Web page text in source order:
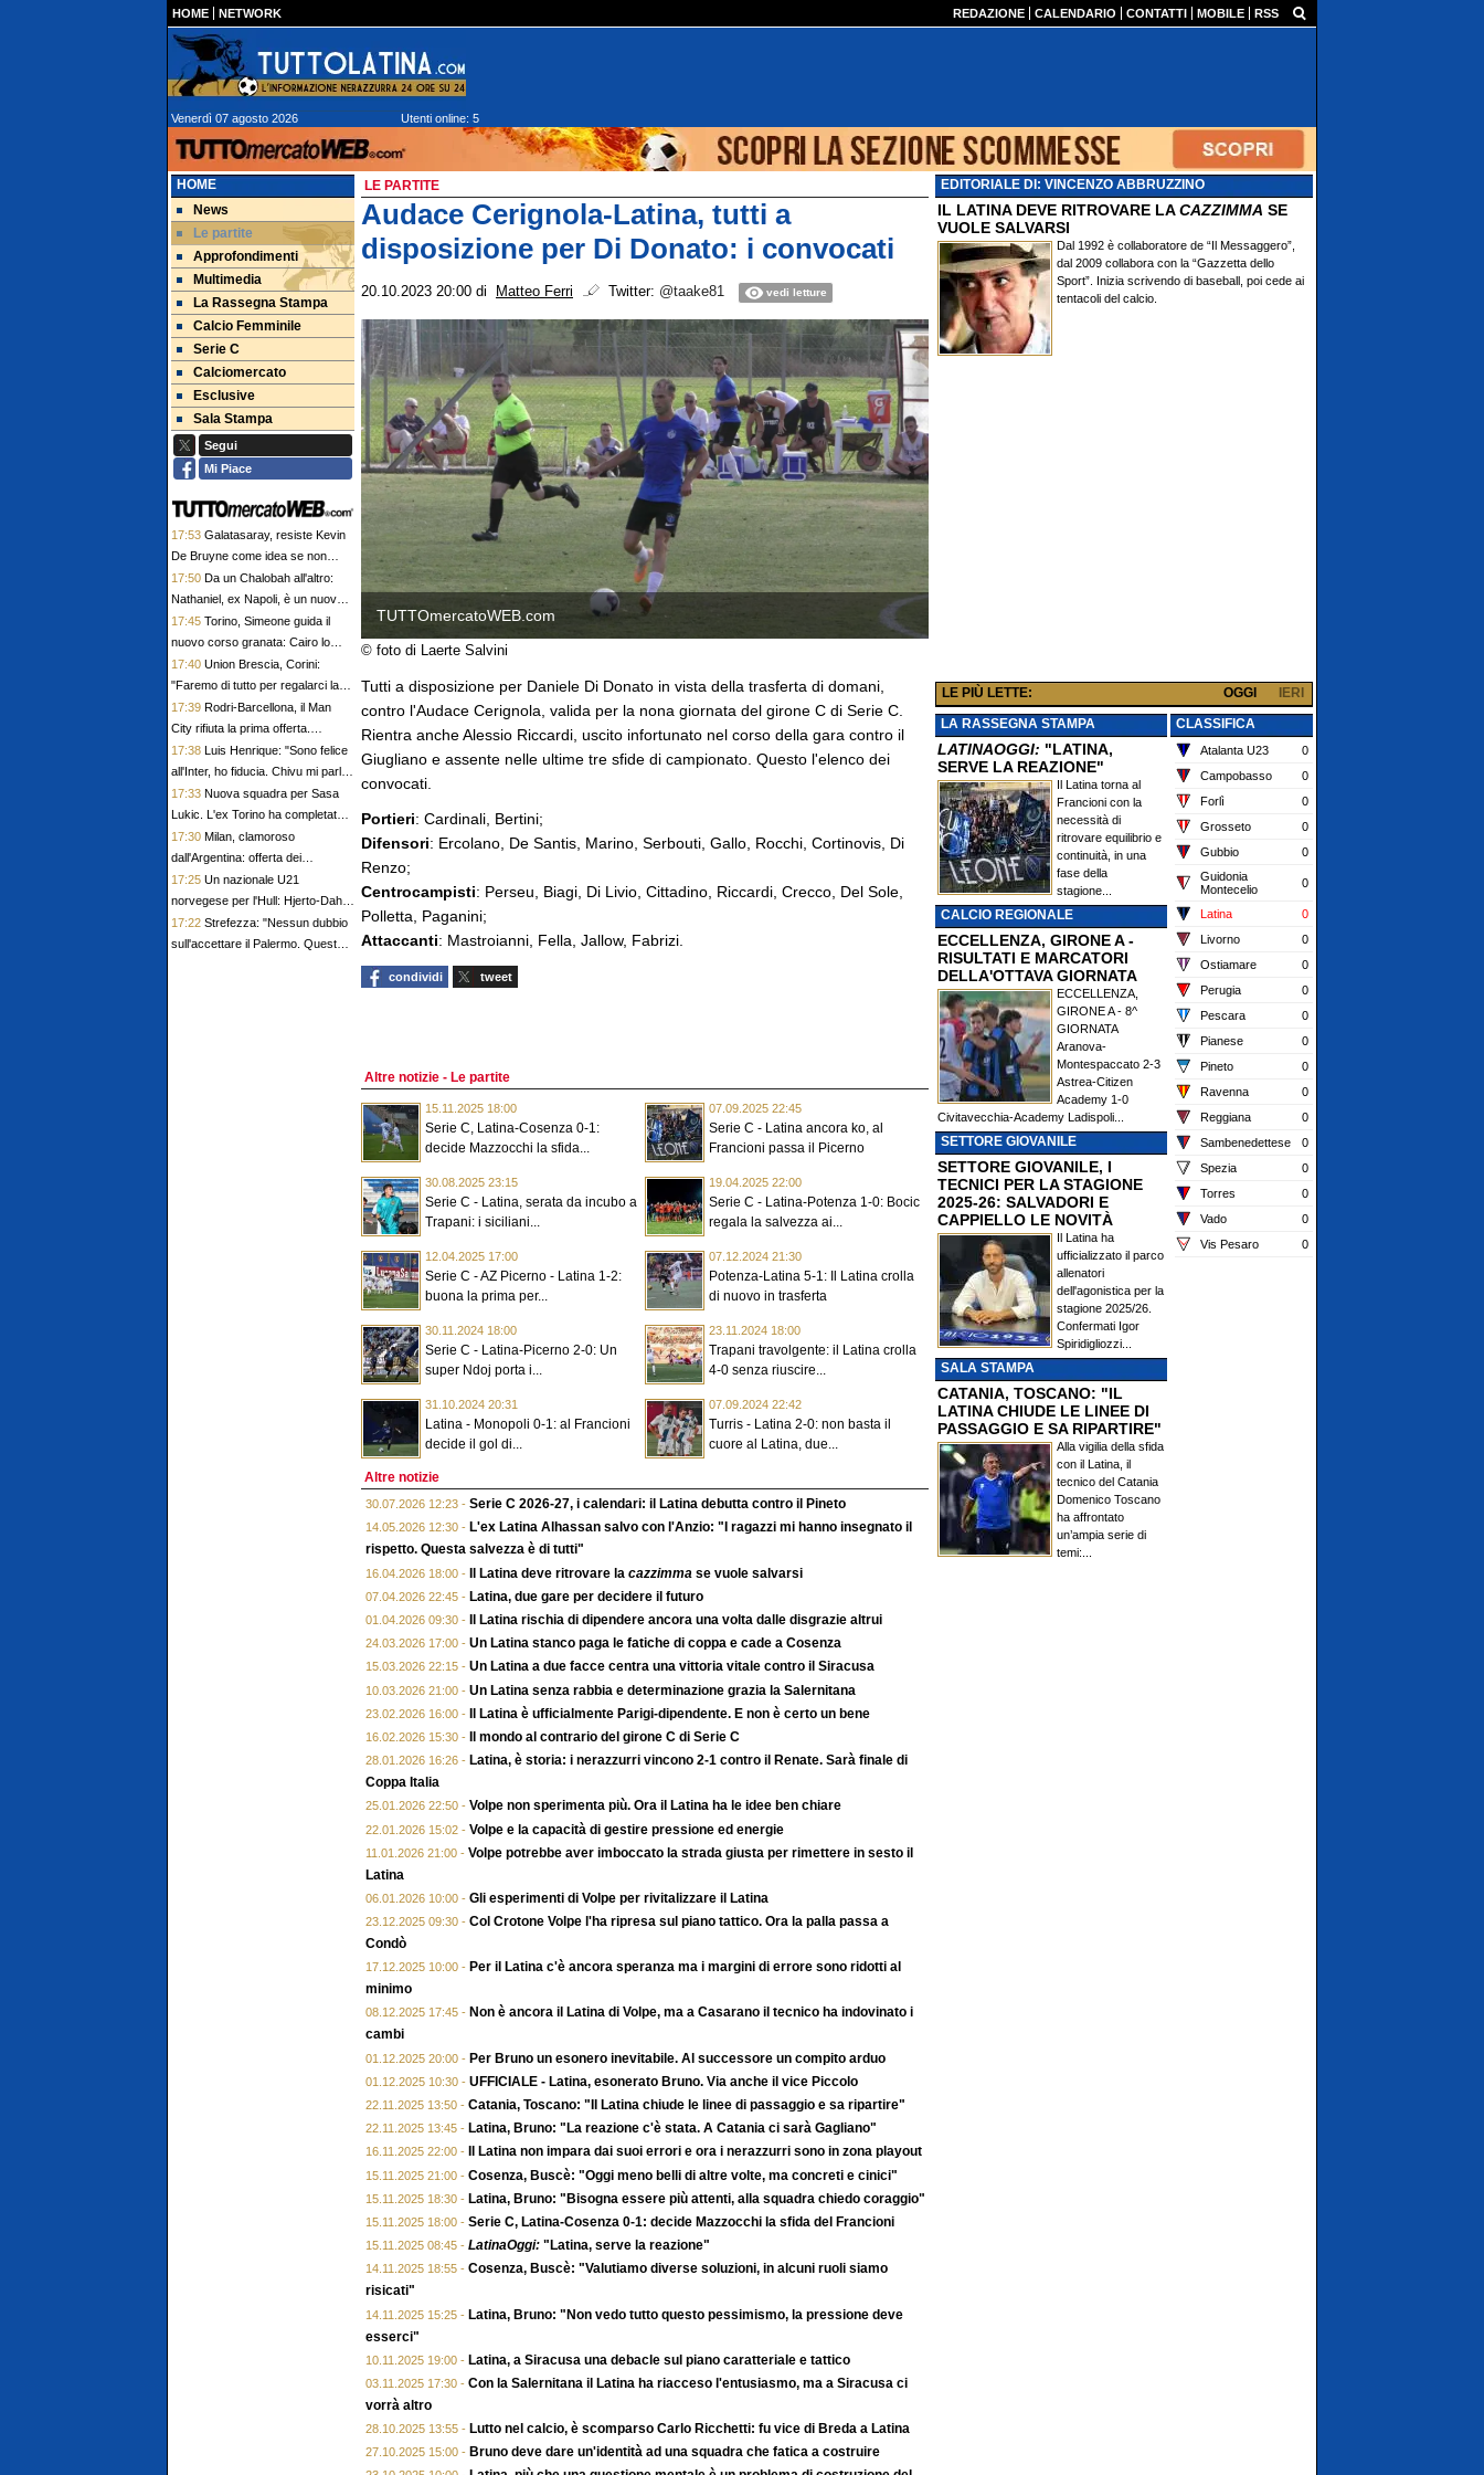
HOME NETWORK REDAZIONE CALENDARIO CONTATTI MOBILE RSS
Venerdì 07 agosto 2026 Utenti online: 5
HOME
News
Le partite
Approfondimenti
Multimedia
La Rassegna Stampa
Calcio Femminile
Serie C
Calciomercato
Esclusive
Sala Stampa
Segui
Mi Piace
17:53 Galatasaray, resiste Kevin
De Bruyne come idea se non
arriva Leao. Anche se Allegri lo
stima
17:50 Da un Chalobah all'altro:
Nathaniel, ex Napoli, è un nuovo
giocatore del Charlton
17:45 Torino, Simeone guida il
nuovo corso granata: Cairo lo
blinda, Abate gli affida la
leadership
17:40 Union Brescia, Corini:
"Faremo di tutto per regalarci la
sfida contro il Cagliari"
17:39 Rodri-Barcellona, il Man
City rifiuta la prima offerta.
Distanza di quasi 25 milioni
17:38 Luis Henrique: "Sono felice
all'Inter, ho fiducia. Chivu mi parla
tanto, è come un padre"
17:33 Nuova squadra per Sasa
Lukic. L'ex Torino ha completato
le visite mediche con l'Ipswich
17:30 Milan, clamoroso
dall'Argentina: offerta dei
rossoneri per riportare in Italia
Paredes
17:25 Un nazionale U21
norvegese per l'Hull: Hjerto-Dahl
firma per i Tigers
17:22 Strefezza: "Nessun dubbio
sull'accettare il Palermo. Questa
LE PARTITE
Audace Cerignola-Latina, tutti a
disposizione per Di Donato: i convocati
20.10.2023 20:00 di Matteo Ferri Twitter: @taake81 vedi letture
TUTTOmercatoWEB.com
© foto di Laerte Salvini
Tutti a disposizione per Daniele Di Donato in vista della trasferta di domani,
contro l'Audace Cerignola, valida per la nona giornata del girone C di Serie C.
Rientra anche Alessio Riccardi, uscito infortunato nel corso della gara contro il
Giugliano e assente nelle ultime tre sfide di campionato. Questo l'elenco dei
convocati.
Portieri: Cardinali, Bertini;
Difensori: Ercolano, De Santis, Marino, Serbouti, Gallo, Rocchi, Cortinovis, Di
Renzo;
Centrocampisti: Perseu, Biagi, Di Livio, Cittadino, Riccardi, Crecco, Del Sole,
Polletta, Paganini;
Attaccanti: Mastroianni, Fella, Jallow, Fabrizi.
condividi tweet
Altre notizie - Le partite
15.11.2025 18:00
Serie C, Latina-Cosenza 0-1:
decide Mazzocchi la sfida...
07.09.2025 22:45
Serie C - Latina ancora ko, al
Francioni passa il Picerno
30.08.2025 23:15
Serie C - Latina, serata da incubo a
Trapani: i siciliani...
19.04.2025 22:00
Serie C - Latina-Potenza 1-0: Bocic
regala la salvezza ai...
12.04.2025 17:00
Serie C - AZ Picerno - Latina 1-2:
buona la prima per...
07.12.2024 21:30
Potenza-Latina 5-1: Il Latina crolla
di nuovo in trasferta
30.11.2024 18:00
Serie C - Latina-Picerno 2-0: Un
super Ndoj porta i...
23.11.2024 18:00
Trapani travolgente: il Latina crolla
4-0 senza riuscire...
31.10.2024 20:31
Latina - Monopoli 0-1: al Francioni
decide il gol di...
07.09.2024 22:42
Turris - Latina 2-0: non basta il
cuore al Latina, due...
Altre notizie
30.07.2026 12:23 - Serie C 2026-27, i calendari: il Latina debutta contro il Pineto
14.05.2026 12:30 - L'ex Latina Alhassan salvo con l'Anzio: "I ragazzi mi hanno insegnato il
rispetto. Questa salvezza è di tutti"
16.04.2026 18:00 - Il Latina deve ritrovare la cazzimma se vuole salvarsi
07.04.2026 22:45 - Latina, due gare per decidere il futuro
01.04.2026 09:30 - Il Latina rischia di dipendere ancora una volta dalle disgrazie altrui
24.03.2026 17:00 - Un Latina stanco paga le fatiche di coppa e cade a Cosenza
15.03.2026 22:15 - Un Latina a due facce centra una vittoria vitale contro il Siracusa
10.03.2026 21:00 - Un Latina senza rabbia e determinazione grazia la Salernitana
23.02.2026 16:00 - Il Latina è ufficialmente Parigi-dipendente. E non è certo un bene
16.02.2026 15:30 - Il mondo al contrario del girone C di Serie C
28.01.2026 16:26 - Latina, è storia: i nerazzurri vincono 2-1 contro il Renate. Sarà finale di
Coppa Italia
25.01.2026 22:50 - Volpe non sperimenta più. Ora il Latina ha le idee ben chiare
22.01.2026 15:02 - Volpe e la capacità di gestire pressione ed energie
11.01.2026 21:00 - Volpe potrebbe aver imboccato la strada giusta per rimettere in sesto il
Latina
06.01.2026 10:00 - Gli esperimenti di Volpe per rivitalizzare il Latina
23.12.2025 09:30 - Col Crotone Volpe l'ha ripresa sul piano tattico. Ora la palla passa a
Condò
17.12.2025 10:00 - Per il Latina c'è ancora speranza ma i margini di errore sono ridotti al
minimo
08.12.2025 17:45 - Non è ancora il Latina di Volpe, ma a Casarano il tecnico ha indovinato i
cambi
01.12.2025 20:00 - Per Bruno un esonero inevitabile. Al successore un compito arduo
01.12.2025 10:30 - UFFICIALE - Latina, esonerato Bruno. Via anche il vice Piccolo
22.11.2025 13:50 - Catania, Toscano: "Il Latina chiude le linee di passaggio e sa ripartire"
22.11.2025 13:45 - Latina, Bruno: "La reazione c'è stata. A Catania ci sarà Gagliano"
16.11.2025 22:00 - Il Latina non impara dai suoi errori e ora i nerazzurri sono in zona playout
15.11.2025 21:00 - Cosenza, Buscè: "Oggi meno belli di altre volte, ma concreti e cinici"
15.11.2025 18:30 - Latina, Bruno: "Bisogna essere più attenti, alla squadra chiedo coraggio"
15.11.2025 18:00 - Serie C, Latina-Cosenza 0-1: decide Mazzocchi la sfida del Francioni
15.11.2025 08:45 - LatinaOggi: "Latina, serve la reazione"
14.11.2025 18:55 - Cosenza, Buscè: "Valutiamo diverse soluzioni, in alcuni ruoli siamo
risicati"
14.11.2025 15:25 - Latina, Bruno: "Non vedo tutto questo pessimismo, la pressione deve
esserci"
10.11.2025 19:00 - Latina, a Siracusa una debacle sul piano caratteriale e tattico
03.11.2025 17:30 - Con la Salernitana il Latina ha riacceso l'entusiasmo, ma a Siracusa ci
vorrà altro
28.10.2025 13:55 - Lutto nel calcio, è scomparso Carlo Ricchetti: fu vice di Breda a Latina
27.10.2025 15:00 - Bruno deve dare un'identità ad una squadra che fatica a costruire
EDITORIALE DI: VINCENZO ABBRUZZINO
IL LATINA DEVE RITROVARE LACAZZIMMA SE
VUOLE SALVARSI
Dal 1992 è collaboratore de “Il Messaggero”,
dal 2009 collabora con la “Gazzetta dello
Sport”. Inizia scrivendo di baseball, poi cede ai
tentacoli del calcio.
LE PIÙ LETTE: IERI
OGGI
LA RASSEGNA STAMPA
LATINAOGGI: "LATINA,
SERVE LA REAZIONE"
Il Latina torna al
Francioni con la
necessità di
ritrovare equilibrio e
continuità, in una
fase della
stagione...
CALCIO REGIONALE
ECCELLENZA, GIRONE A -
RISULTATI E MARCATORI
DELLA'OTTAVA GIORNATA
ECCELLENZA,
GIRONE A - 8^
GIORNATA
Aranova-
Montespaccato 2-3
Astrea-Citizen
Academy 1-0
Civitavecchia-Academy Ladispoli...
SETTORE GIOVANILE
SETTORE GIOVANILE, I
TECNICI PER LA STAGIONE
2025-26: SALVADORI E
CAPPIELLO LE NOVITÀ
Il Latina ha
ufficializzato il parco
allenatori
dell'agonistica per la
stagione 2025/26.
Confermati Igor
Spiridigliozzi...
SALA STAMPA
CATANIA, TOSCANO: "IL
LATINA CHIUDE LE LINEE DI
PASSAGGIO E SA RIPARTIRE"
Alla vigilia della sfida
con il Latina, il
tecnico del Catania
Domenico Toscano
ha affrontato
un’ampia serie di
temi:...
CLASSIFICA
Atalanta U23
0
Campobasso
0
Forlì
0
Grosseto
0
Gubbio
0
Guidonia
Montecelio
0
Latina
0
Livorno
0
Ostiamare
0
Perugia
0
Pescara
0
Pianese
0
Pineto
0
Ravenna
0
Reggiana
0
Sambenedettese
0
Spezia
0
Torres
0
Vado
0
Vis Pesaro
0